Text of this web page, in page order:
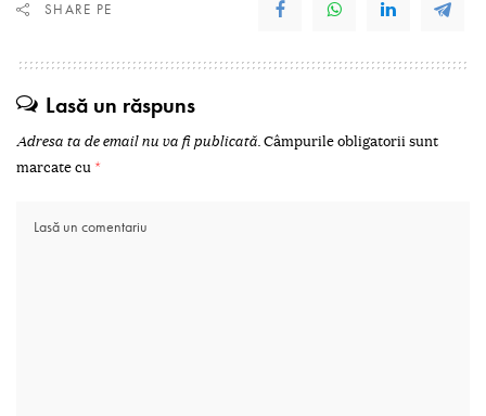
SHARE PE
Lasă un răspuns
Adresa ta de email nu va fi publicată.Câmpurile obligatorii sunt
marcate cu *